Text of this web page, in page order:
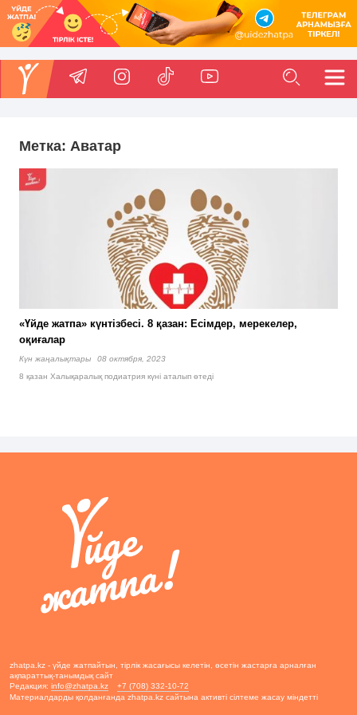
Метка: Аватар
«Үйде жатпа» күнтізбесі. 8 қазан: Есімдер, мерекелер,
оқиғалар
Күн жаңалықтары
08 октября, 2023
8 қазан Халықаралық подиатрия күні аталып өтеді
zhatpa.kz - үйде жатпайтын, тірлік жасағысы келетін, өсетін жастарға арналған
ақпараттық-танымдық сайт
Редакция: info@zhatpa.kz
+7 (708) 332-10-72
Материалдарды қолданғанда zhatpa.kz сайтына активті сілтеме жасау міндетті